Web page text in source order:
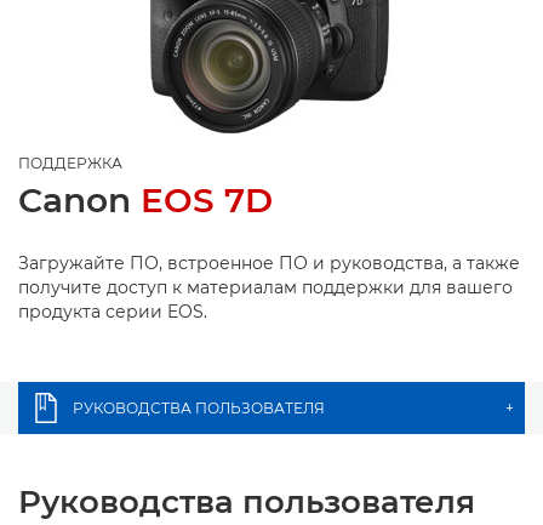
ПОДДЕРЖКА
Canon EOS 7D
Загружайте ПО, встроенное ПО и руководства, а также
получите доступ к материалам поддержки для вашего
продукта серии EOS.
РУКОВОДСТВА ПОЛЬЗОВАТЕЛЯ +
Руководства пользователя